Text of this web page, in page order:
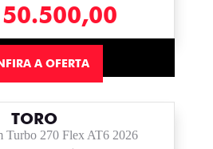
A OFERTA
TORO
Turbo 270 Flex AT6 2026